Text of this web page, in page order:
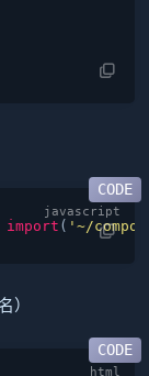
import ( '~/
）